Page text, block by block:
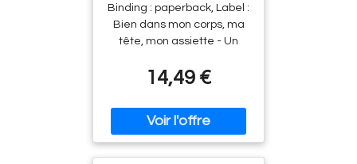
Un Guide Complet
Pour Optimiser Votre
Santé Physique Et
Pression Ni
Binding : paperback, Label :
Bien dans mon corps, ma
tête, mon assiette - Un
optimiser votre santé
pression ni frustration,
Format : big_book, medium
: paperback,
numberOfPages : 242,
14,49 €